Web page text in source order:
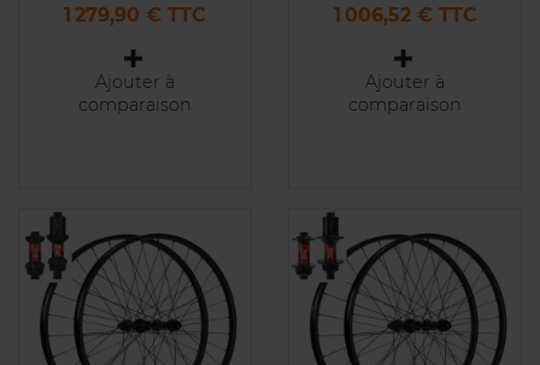
Prix
1 279,90 € TTC
Ajouter à
comparaison
Prix
1 006,52 € TTC
Ajouter à
comparaison